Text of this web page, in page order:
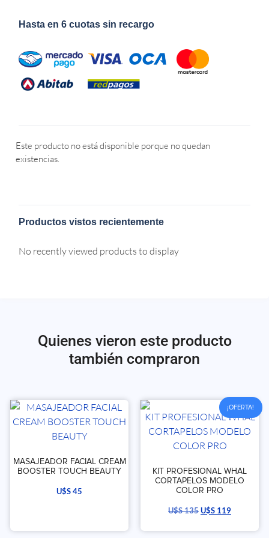
Hasta en 6 cuotas sin recargo
Este producto no está disponible porque no quedan
existencias.
Productos vistos recientemente
No recently viewed products to display
Quienes vieron este producto
también compraron
MASAJEADOR FACIAL CREAM
BOOSTER TOUCH BEAUTY
U$S45
¡OFERTA!
KIT PROFESIONAL WHAL
CORTAPELOS MODELO
COLOR PRO
U$S135U$S 119